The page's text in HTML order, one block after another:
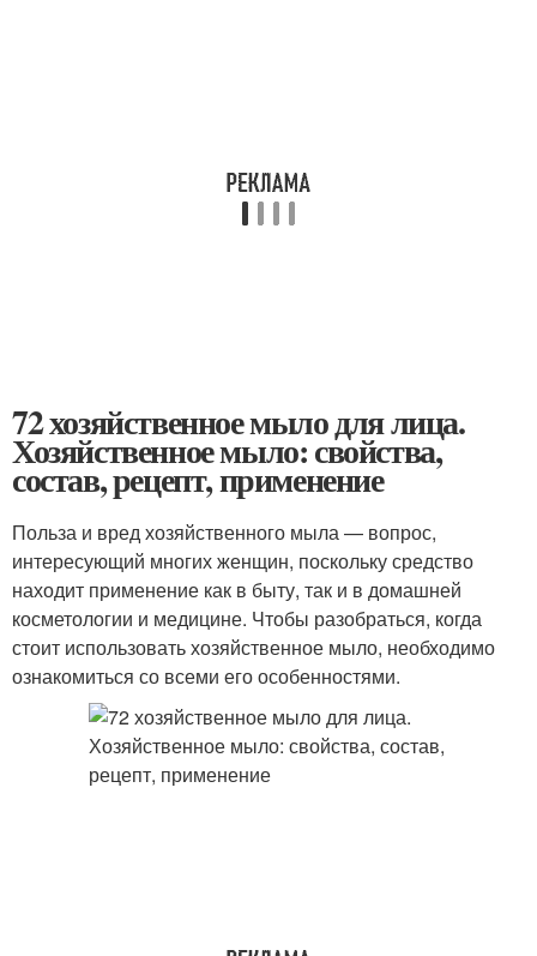
72 хозяйственное мыло для лица.
Хозяйственное мыло: свойства,
состав, рецепт, применение
Польза и вред хозяйственного мыла — вопрос,
интересующий многих женщин, поскольку средство
находит применение как в быту, так и в домашней
косметологии и медицине. Чтобы разобраться, когда
стоит использовать хозяйственное мыло, необходимо
ознакомиться со всеми его особенностями.